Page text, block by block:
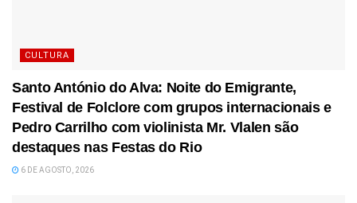
CULTURA
Santo António do Alva: Noite do Emigrante,
Festival de Folclore com grupos internacionais e
Pedro Carrilho com violinista Mr. Vlalen são
destaques nas Festas do Rio
6 DE AGOSTO, 2026